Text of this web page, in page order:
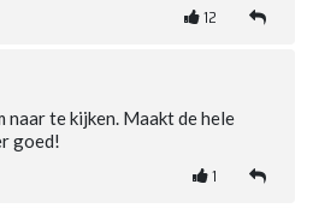
12
te kijken. Maakt de hele
goed!
1